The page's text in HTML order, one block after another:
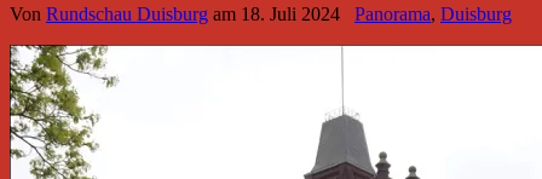
Von Rundschau Duisburg am 18. Juli 2024 Panorama, Duisburg